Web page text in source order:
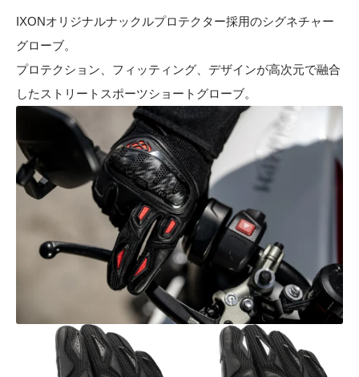
IXONオリジナルナックルプロテクター採用のシグネチャー
グローブ。
プロテクション、フィッティング、デザインが高次元で融合
したストリートスポーツショートグローブ。